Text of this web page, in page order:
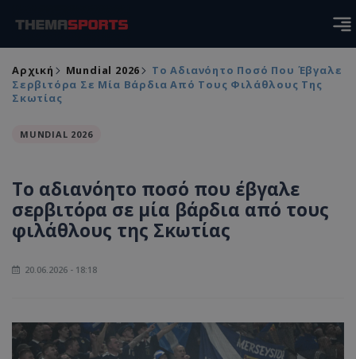
Αρχική Mundial 2026
Το Αδιανόητο Ποσό Που Έβγαλε
Σερβιτόρα Σε Μία Βάρδια Από Τους Φιλάθλους Της
Σκωτίας
MUNDIAL 2026
Το αδιανόητο ποσό που έβγαλε
σερβιτόρα σε μία βάρδια από τους
φιλάθλους της Σκωτίας
20.06.2026 - 18:18